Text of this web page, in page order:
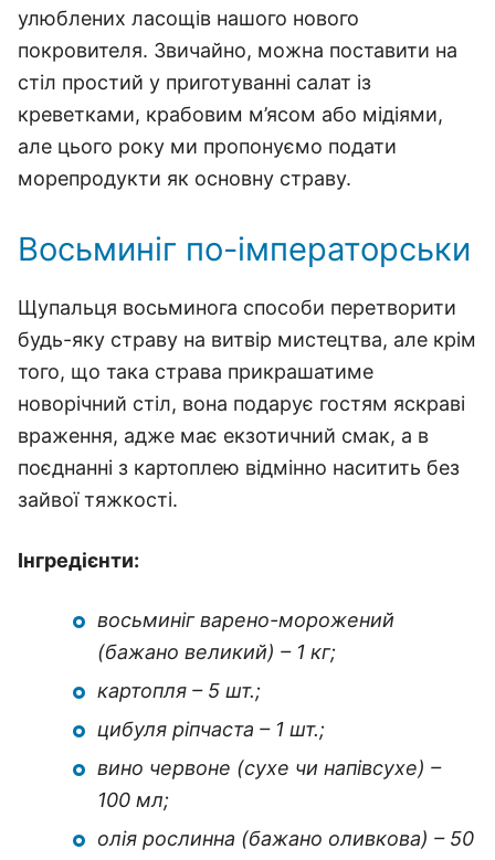
улюблених ласощів нашого нового
покровителя. Звичайно, можна поставити на
стіл простий у приготуванні салат із
креветками, крабовим м’ясом або мідіями,
але цього року ми пропонуємо подати
морепродукти як основну страву.
Восьминіг по-імператорськи
Щупальця восьминога способи перетворити
будь-яку страву на витвір мистецтва, але крім
того, що така страва прикрашатиме
новорічний стіл, вона подарує гостям яскраві
враження, адже має екзотичний смак, а в
поєднанні з картоплею відмінно наситить без
зайвої тяжкості.
Інгредієнти:
восьминіг варено-морожений
(бажано великий) – 1 кг;
картопля – 5 шт.;
цибуля ріпчаста – 1 шт.;
вино червоне (сухе чи напівсухе) –
100 мл;
олія рослинна (бажано оливкова) – 50